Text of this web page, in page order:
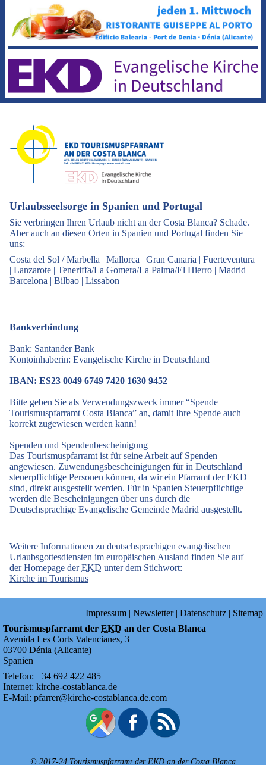
Urlaubsseelsorge in Spanien und Portugal
Sie verbringen Ihren Urlaub nicht an der Costa Blanca? Schade.
Aber auch an diesen Orten in Spanien und Portugal finden Sie
uns:
Costa del Sol / Marbella | Mallorca | Gran Canaria | Fuerteventura
| Lanzarote | Teneriffa/La Gomera/La Palma/El Hierro | Madrid |
Barcelona | Bilbao | Lissabon
Bankverbindung
Bank: Santander Bank
Kontoinhaberin: Evangelische Kirche in Deutschland
IBAN: ES23 0049 6749 7420 1630 9452
Bitte geben Sie als Verwendungszweck immer “Spende
Tourismuspfarramt Costa Blanca” an, damit Ihre Spende auch
korrekt zugewiesen werden kann!
Spenden und Spendenbescheinigung
Das Tourismuspfarramt ist für seine Arbeit auf Spenden
angewiesen. Zuwendungsbescheinigungen für in Deutschland
steuerpflichtige Personen können, da wir ein Pfarramt der EKD
sind, direkt ausgestellt werden. Für in Spanien Steuerpflichtige
werden die Bescheinigungen über uns durch die
Deutschsprachige Evangelische Gemeinde Madrid ausgestellt.
Weitere Informationen zu deutschsprachigen evangelischen
Urlaubsgottesdiensten im europäischen Ausland finden Sie auf
der Homepage derEKD unter dem Stichwort:
Kirche im Tourismus
Impressum | Newsletter| Datenschutz | Sitemap
Tourismuspfarramt der EKD an der Costa Blanca
Avenida Les Corts Valencianes, 3
03700 Dénia (Alicante)
Spanien
Telefon: +34 692 422 485
Internet: kirche-costablanca.de
E-Mail: pfarrer@kirche-costablanca.de.com
© 2017-24 Tourismuspfarramt derEKD an der Costa Blanca